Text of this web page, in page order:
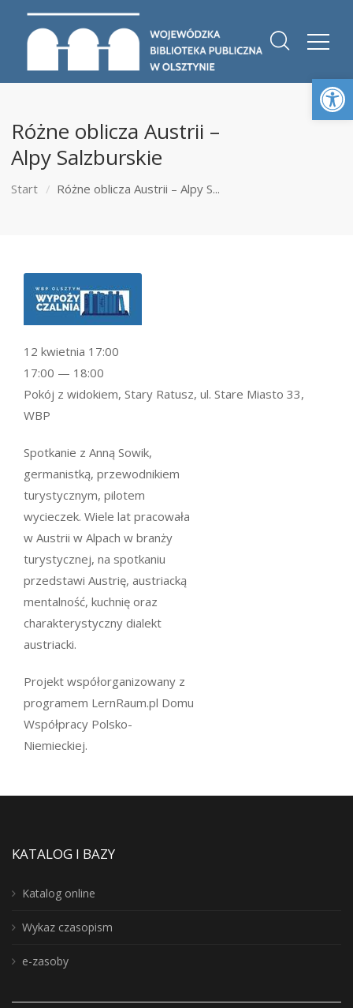
Różne oblicza Austrii –
Alpy Salzburskie
Start Różne oblicza Austrii – Alpy S...
Spotkanie z Anną Sowik,
germanistką, przewodnikiem
turystycznym, pilotem
wycieczek. Wiele lat pracowała
w Austrii w Alpach w branży
turystycznej, na spotkaniu
przedstawi Austrię, austriacką
mentalność, kuchnię oraz
charakterystyczny dialekt
austriacki.
Projekt współorganizowany z
programem LernRaum.pl Domu
Współpracy Polsko-
Niemieckiej.
12 kwietnia 17:00
17:00 — 18:00
Pokój z widokiem, Stary Ratusz, ul. Stare Miasto 33,
WBP
KATALOG I BAZY
Katalog online
Wykaz czasopism
e-zasoby